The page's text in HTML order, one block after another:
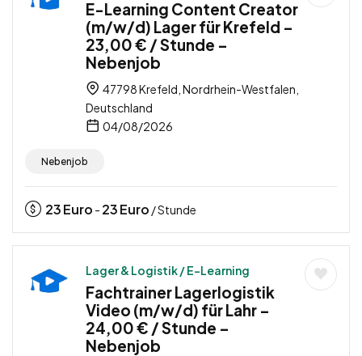
E-Learning Content Creator
(m/w/d) Lager für Krefeld –
23,00 € / Stunde –
Nebenjob
47798 Krefeld, Nordrhein-Westfalen,
Deutschland
04/08/2026
Nebenjob
23Euro - 23Euro / Stunde
Lager & Logistik / E-Learning
Fachtrainer Lagerlogistik
Video (m/w/d) für Lahr –
24,00 € / Stunde –
Nebenjob